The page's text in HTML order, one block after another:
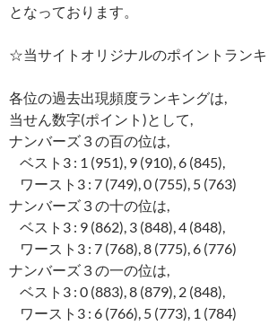
となっております。
☆当サイトオリジナルのポイントラン
各位の過去出現頻度ランキングは,
当せん数字(ポイント)として,
ナンバーズ３の百の位は,
ベスト3 : 1 (951), 9 (910), 6 (845),
ワースト3 : 7 (749), 0 (755), 5 (763)
ナンバーズ３の十の位は,
ベスト3 : 9 (862), 3 (848), 4 (848),
ワースト3 : 7 (768), 8 (775), 6 (776)
ナンバーズ３の一の位は,
ベスト3 : 0 (883), 8 (879), 2 (848),
ワースト3 : 6 (766), 5 (773), 1 (784)